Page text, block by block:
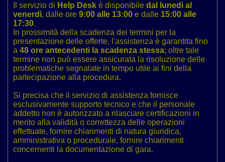
Il servizio di Help Deskè disponibile dal lunedì al
venerdì, dalle ore 9:00 alle 13:00e dalle 15:00 alle
17:30.
In prossimità della scadenza dei termini per la
presentazione delle offerte, l'assistenza è garantita fino
a 48 ore antecedenti la scadenza stessa; oltre tale
termine non può essere assicurata la risoluzione delle
problematiche segnalate in tempo utile ai fini della
partecipazione alla procedura.
Si precisa che il servizio di assistenza fornisce
esclusivamente supporto tecnico e che il personale
addetto non è autorizzato a rilasciare certificazioni in
merito alla validità o correttezza delle operazioni
effettuate, fornire chiarimenti di natura giuridica,
amministrativa o procedurale, fornire chiarimenti
concernenti la documentazione di gara.